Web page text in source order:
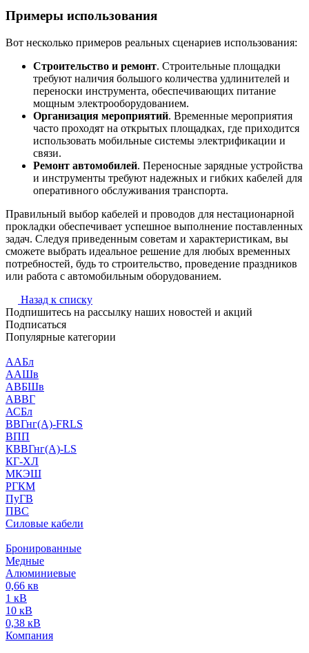
Примеры использования
Вот несколько примеров реальных сценариев использования:
Строительство и ремонт. Строительные площадки
требуют наличия большого количества удлинителей и
переноски инструмента, обеспечивающих питание
мощным электрооборудованием.
Организация мероприятий. Временные мероприятия
часто проходят на открытых площадках, где приходится
использовать мобильные системы электрификации и
связи.
Ремонт автомобилей. Переносные зарядные устройства
и инструменты требуют надежных и гибких кабелей для
оперативного обслуживания транспорта.
Правильный выбор кабелей и проводов для нестационарной
прокладки обеспечивает успешное выполнение поставленных
задач. Следуя приведенным советам и характеристикам, вы
сможете выбрать идеальное решение для любых временных
потребностей, будь то строительство, проведение праздников
или работа с автомобильным оборудованием.
Назад к списку
Подпишитесь на рассылку наших новостей и акций
Подписаться
Популярные категории
ААБл
ААШв
АВБШв
АВВГ
АСБл
ВВГнг(А)-FRLS
ВПП
КВВГнг(А)-LS
КГ-ХЛ
МКЭШ
РГКМ
ПуГВ
ПВС
Силовые кабели
Бронированные
Медные
Алюминиевые
0,66 кв
1 кВ
10 кВ
0,38 кВ
Компания